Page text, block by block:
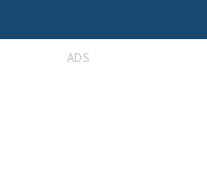
ADS